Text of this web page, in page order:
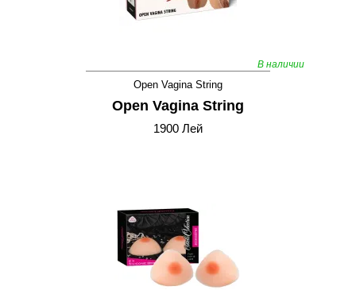
В наличии
Open Vagina String
Open Vagina String
1900 Лей